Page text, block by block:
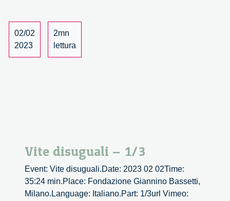
02/02
2023
2mn
lettura
Vite disuguali – 1/3
Event: Vite disuguali.Date: 2023 02 02Time:
35:24 min.Place: Fondazione Giannino Bassetti,
Milano.Language: Italiano.Part: 1/3url Vimeo: